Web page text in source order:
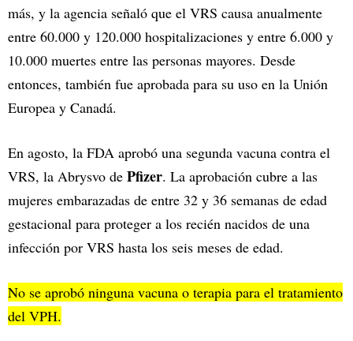
más, y la agencia señaló que el VRS causa anualmente
entre 60.000 y 120.000 hospitalizaciones y entre 6.000 y
10.000 muertes entre las personas mayores. Desde
entonces, también fue aprobada para su uso en la Unión
Europea y Canadá.
En agosto, la FDA aprobó una segunda vacuna contra el
VRS, la Abrysvo de Pfizer. La aprobación cubre a las
mujeres embarazadas de entre 32 y 36 semanas de edad
gestacional para proteger a los recién nacidos de una
infección por VRS hasta los seis meses de edad.
No se aprobó ninguna vacuna o terapia para el tratamiento
del VPH.